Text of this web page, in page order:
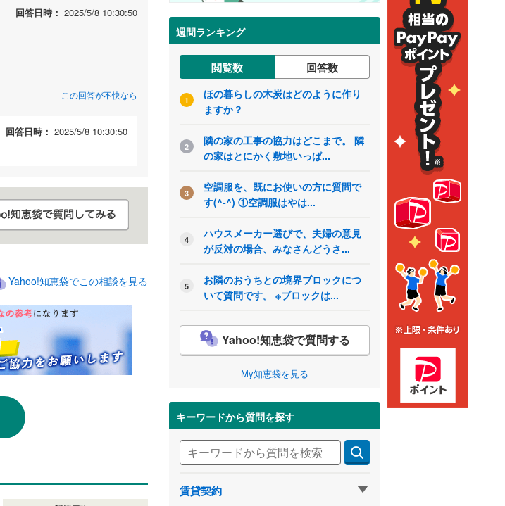
回答日時： 2025/5/8 10:30:50
この回答が不快なら
回答日時： 2025/5/8 10:30:50
Yahoo!知恵袋でこの相談を見る
週間ランキング
閲覧数 回答数
1
ほの暮らしの木炭はどのように作り
ますか？
2
隣の家の工事の協力はどこまで。 隣
の家はとにかく敷地いっぱ...
3
空調服を、既にお使いの方に質問で
す(^-^) ①空調服はやは...
4
ハウスメーカー選びで、夫婦の意見
が反対の場合、みなさんどうさ...
5
お隣のおうちとの境界ブロックにつ
いて質問です。 ※ブロックは...
Yahoo!知恵袋で質問する
My知恵袋を見る
キーワードから質問を探す
賃貸契約